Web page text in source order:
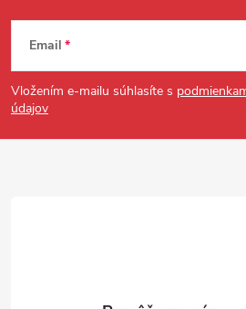
Zápätie
Email
Vložením e-mailu súhlasíte s
údajov